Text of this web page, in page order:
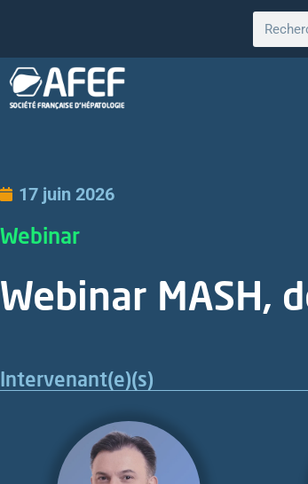
17 juin 2026
Webinar
Webinar MASH,
Intervenant(e)(s)